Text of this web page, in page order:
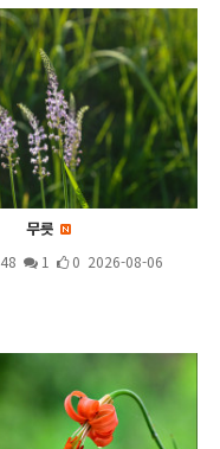
무릇
48 1 0 2026-08-06